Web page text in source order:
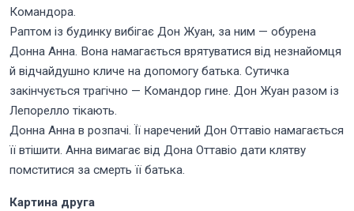
Командора.
Раптом із будинку вибігає Дон Жуан, за ним — обурена
Донна Анна. Вона намагається врятуватися від незнайомця
й відчайдушно кличе на допомогу батька. Сутичка
закінчується трагічно — Командор гине. Дон Жуан разом із
Лепорелло тікають.
Донна Анна в розпачі. Її наречений Дон Оттавіо намагається
її втішити. Анна вимагає від Дона Оттавіо дати клятву
помститися за смерть її батька.
Картина друга